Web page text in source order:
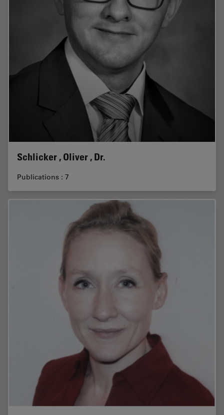
Schlicker , Oliver , Dr.
Publications : 7